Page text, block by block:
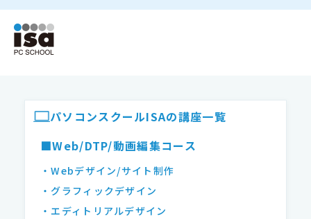
パソコンスクールISAの講座一覧
■Web/DTP/動画編集コース
・Webデザイン/サイト制作
・グラフィックデザイン
・エディトリアルデザイン